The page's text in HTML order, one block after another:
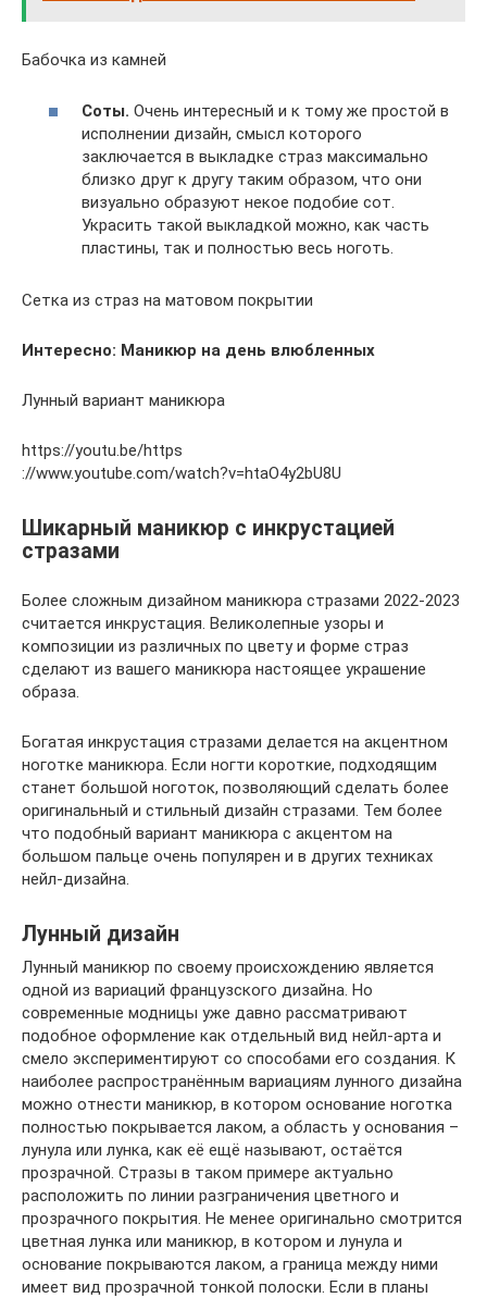
Бабочка из камней
Соты. Очень интересный и к тому же простой в
исполнении дизайн, смысл которого
заключается в выкладке страз максимально
близко друг к другу таким образом, что они
визуально образуют некое подобие сот.
Украсить такой выкладкой можно, как часть
пластины, так и полностью весь ноготь.
Сетка из страз на матовом покрытии
Интересно: Маникюр на день влюбленных
Лунный вариант маникюра
https://youtu.be/https
://www.youtube.com/watch?v=htaO4y2bU8U
Шикарный маникюр с инкрустацией
стразами
Более сложным дизайном маникюра стразами 2022-2023
считается инкрустация. Великолепные узоры и
композиции из различных по цвету и форме страз
сделают из вашего маникюра настоящее украшение
образа.
Богатая инкрустация стразами делается на акцентном
ноготке маникюра. Если ногти короткие, подходящим
станет большой ноготок, позволяющий сделать более
оригинальный и стильный дизайн стразами. Тем более
что подобный вариант маникюра с акцентом на
большом пальце очень популярен и в других техниках
нейл-дизайна.
Лунный дизайн
Лунный маникюр по своему происхождению является
одной из вариаций французского дизайна. Но
современные модницы уже давно рассматривают
подобное оформление как отдельный вид нейл-арта и
смело экспериментируют со способами его создания. К
наиболее распространённым вариациям лунного дизайна
можно отнести маникюр, в котором основание ноготка
полностью покрывается лаком, а область у основания –
лунула или лунка, как её ещё называют, остаётся
прозрачной. Стразы в таком примере актуально
расположить по линии разграничения цветного и
прозрачного покрытия. Не менее оригинально смотрится
цветная лунка или маникюр, в котором и лунула и
основание покрываются лаком, а граница между ними
имеет вид прозрачной тонкой полоски. Если в планы